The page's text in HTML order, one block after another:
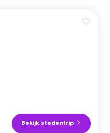
Bekijk stedentrip